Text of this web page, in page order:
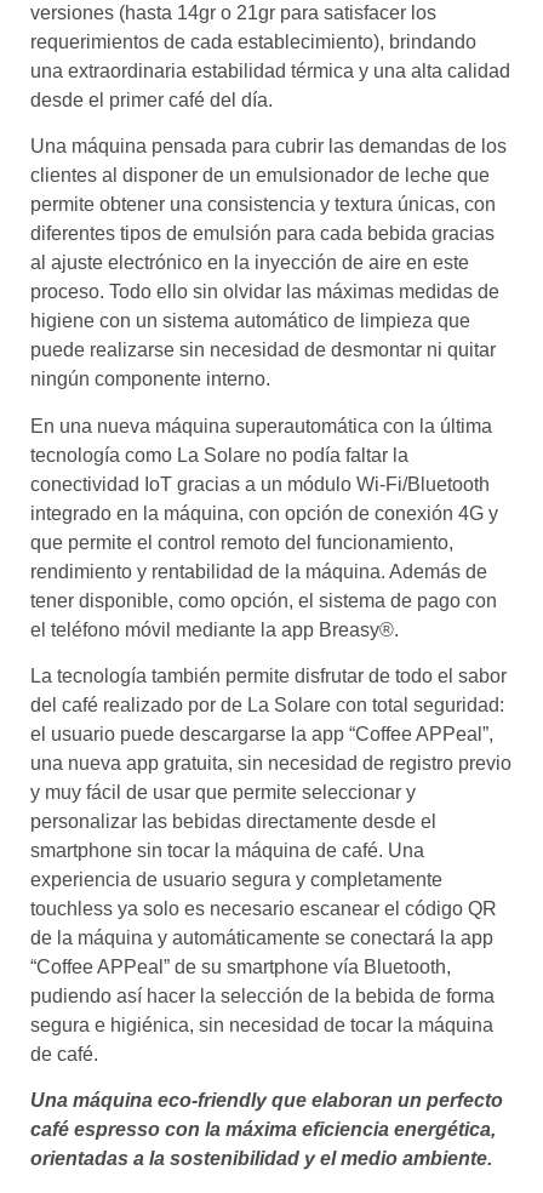
versiones (hasta 14gr o 21gr para satisfacer los
requerimientos de cada establecimiento), brindando
una extraordinaria estabilidad térmica y una alta calidad
desde el primer café del día.
Una máquina pensada para cubrir las demandas de los
clientes al disponer de un emulsionador de leche que
permite obtener una consistencia y textura únicas, con
diferentes tipos de emulsión para cada bebida gracias
al ajuste electrónico en la inyección de aire en este
proceso. Todo ello sin olvidar las máximas medidas de
higiene con un sistema automático de limpieza que
puede realizarse sin necesidad de desmontar ni quitar
ningún componente interno.
En una nueva máquina superautomática con la última
tecnología como La Solare no podía faltar la
conectividad IoT gracias a un módulo Wi-Fi/Bluetooth
integrado en la máquina, con opción de conexión 4G y
que permite el control remoto del funcionamiento,
rendimiento y rentabilidad de la máquina. Además de
tener disponible, como opción, el sistema de pago con
el teléfono móvil mediante la app Breasy®.
La tecnología también permite disfrutar de todo el sabor
del café realizado por de La Solare con total seguridad:
el usuario puede descargarse la app “Coffee APPeal”,
una nueva app gratuita, sin necesidad de registro previo
y muy fácil de usar que permite seleccionar y
personalizar las bebidas directamente desde el
smartphone sin tocar la máquina de café. Una
experiencia de usuario segura y completamente
touchless ya solo es necesario escanear el código QR
de la máquina y automáticamente se conectará la app
“Coffee APPeal” de su smartphone vía Bluetooth,
pudiendo así hacer la selección de la bebida de forma
segura e higiénica, sin necesidad de tocar la máquina
de café.
Una máquina eco-friendly que elaboran un perfecto
café espresso con la máxima eficiencia energética,
orientadas a la sostenibilidad y el medio ambiente.